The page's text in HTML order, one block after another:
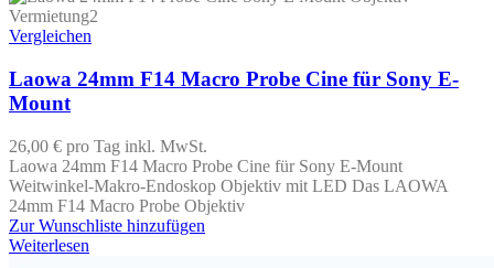
Vergleichen
Laowa 24mm F14 Macro Probe Cine für Sony E-
Mount
26,00 € pro Tag inkl. MwSt.
Laowa 24mm F14 Macro Probe Cine für Sony E-Mount
Weitwinkel-Makro-Endoskop Objektiv mit LED Das LAOWA
24mm F14 Macro Probe Objektiv
Zur Wunschliste hinzufügen
Weiterlesen